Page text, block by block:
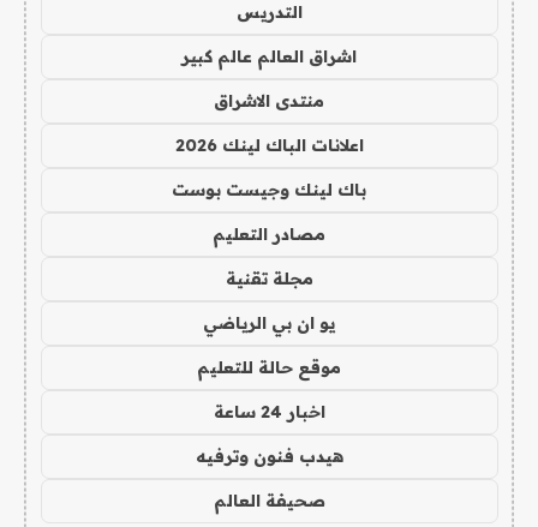
التدريس
اشراق العالم عالم كبير
منتدى الاشراق
اعلانات الباك لينك 2026
باك لينك وجيست بوست
مصادر التعليم
مجلة تقنية
يو ان بي الرياضي
موقع حالة للتعليم
اخبار 24 ساعة
هيدب فنون وترفيه
صحيفة العالم